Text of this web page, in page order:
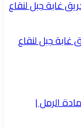
غابة جبل لنقاع